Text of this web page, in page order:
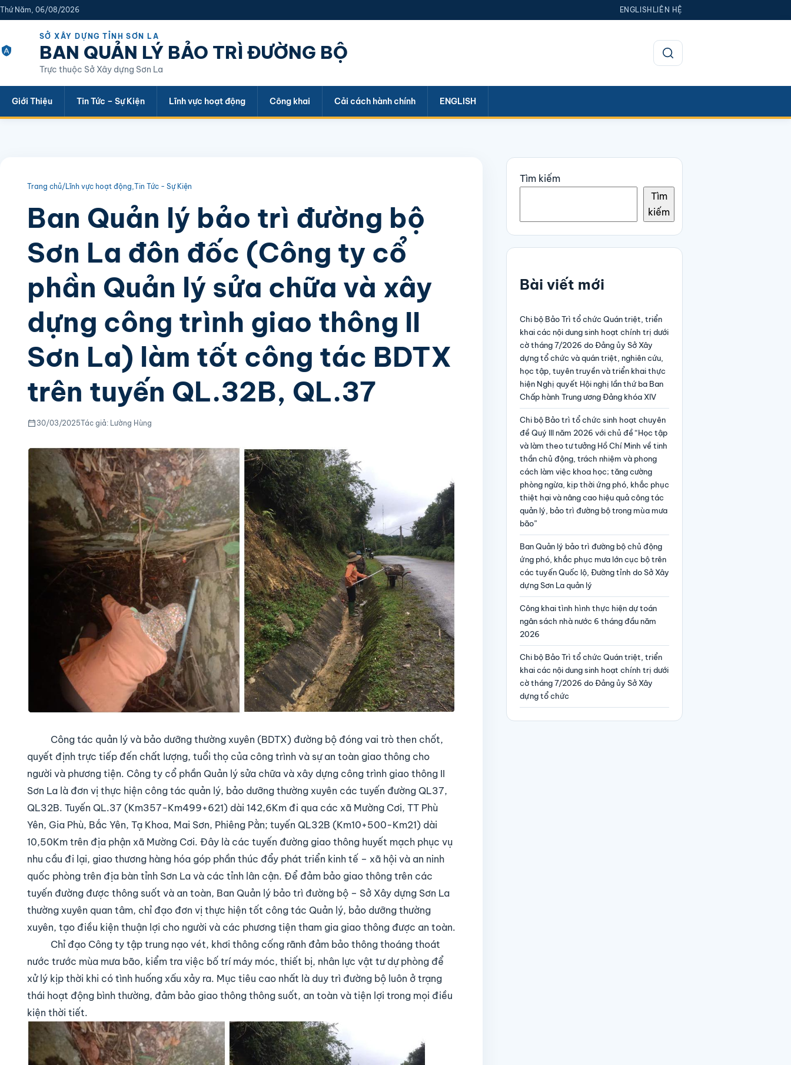
Thứ Năm, 06/08/2026 ENGLISH LIÊN HỆ
SỞ XÂY DỰNG TỈNH SƠN LA
BAN QUẢN LÝ BẢO TRÌ ĐƯỜNG BỘ
Trực thuộc Sở Xây dựng Sơn La
Mở tìm kiếm
Giới Thiệu Tin Tức – Sự Kiện Lĩnh vực hoạt động Công khai Cải cách hành chính ENGLISH
Trang chủ/Lĩnh vực hoạt động,Tin Tức - Sự Kiện
Ban Quản lý bảo trì đường bộ
Sơn La đôn đốc (Công ty cổ
phần Quản lý sửa chữa và xây
dựng công trình giao thông II
Sơn La) làm tốt công tác BDTX
trên tuyến QL.32B, QL.37
30/03/2025Tác giả: Lường Hùng
Công tác quản lý và bảo dưỡng thường xuyên (BDTX) đường bộ đóng vai trò then chốt,
quyết định trực tiếp đến chất lượng, tuổi thọ của công trình và sự an toàn giao thông cho
người và phương tiện. Công ty cổ phần Quản lý sửa chữa và xây dựng công trình giao thông II
Sơn La là đơn vị thực hiện công tác quản lý, bảo dưỡng thường xuyên các tuyến đường QL37,
QL32B. Tuyến QL.37 (Km357-Km499+621) dài 142,6Km đi qua các xã Mường Cơi, TT Phù
Yên, Gia Phù, Bắc Yên, Tạ Khoa, Mai Sơn, Phiêng Pằn; tuyến QL32B (Km10+500-Km21) dài
10,50Km trên địa phận xã Mường Cơi. Đây là các tuyến đường giao thông huyết mạch phục vụ
nhu cầu đi lại, giao thương hàng hóa góp phần thúc đẩy phát triển kinh tế – xã hội và an ninh
quốc phòng trên địa bàn tỉnh Sơn La và các tỉnh lân cận. Để đảm bảo giao thông trên các
tuyến đường được thông suốt và an toàn, Ban Quản lý bảo trì đường bộ – Sở Xây dựng Sơn La
thường xuyên quan tâm, chỉ đạo đơn vị thực hiện tốt công tác Quản lý, bảo dưỡng thường
xuyên, tạo điều kiện thuận lợi cho người và các phương tiện tham gia giao thông được an toàn.
Chỉ đạo Công ty tập trung nạo vét, khơi thông cống rãnh đảm bảo thông thoáng thoát
nước trước mùa mưa bão, kiểm tra việc bố trí máy móc, thiết bị, nhân lực vật tư dự phòng để
xử lý kịp thời khi có tình huống xấu xảy ra. Mục tiêu cao nhất là duy trì đường bộ luôn ở trạng
thái hoạt động bình thường, đảm bảo giao thông thông suốt, an toàn và tiện lợi trong mọi điều
kiện thời tiết.
Tìm kiếm
Tìm
kiếm
Bài viết mới
Chi bộ Bảo Trì tổ chức Quán triệt, triển
khai các nội dung sinh hoạt chính trị dưới
cờ tháng 7/2026 do Đảng ủy Sở Xây
dựng tổ chức và quán triệt, nghiên cứu,
học tập, tuyên truyền và triển khai thực
hiện Nghị quyết Hội nghị lần thứ ba Ban
Chấp hành Trung ương Đảng khóa XIV
Chi bộ Bảo trì tổ chức sinh hoạt chuyên
đề Quý III năm 2026 với chủ đề “Học tập
và làm theo tư tưởng Hồ Chí Minh về tinh
thần chủ động, trách nhiệm và phong
cách làm việc khoa học; tăng cường
phòng ngừa, kịp thời ứng phó, khắc phục
thiệt hại và nâng cao hiệu quả công tác
quản lý, bảo trì đường bộ trong mùa mưa
bão”
Ban Quản lý bảo trì đường bộ chủ động
ứng phó, khắc phục mưa lớn cục bộ trên
các tuyến Quốc lộ, Đường tỉnh do Sở Xây
dựng Sơn La quản lý
Công khai tình hình thực hiện dự toán
ngân sách nhà nước 6 tháng đầu năm
2026
Chi bộ Bảo Trì tổ chức Quán triệt, triển
khai các nội dung sinh hoạt chính trị dưới
cờ tháng 7/2026 do Đảng ủy Sở Xây
dựng tổ chức